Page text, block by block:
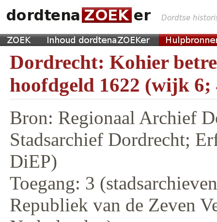
Dordrecht: Kohier
hoofdgeld 1622 (wijk 6;
Bron: Regionaal Archief
Stadsarchief Dordrecht;
DiEP)
Toegang: 3
Republiek van de Zeven